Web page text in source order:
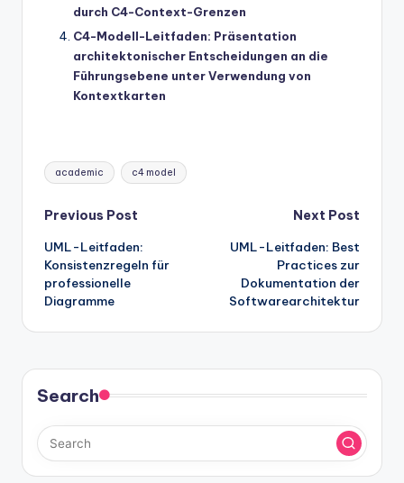
durch C4-Context-Grenzen
C4-Modell-Leitfaden: Präsentation
architektonischer Entscheidungen an die
Führungsebene unter Verwendung von
Kontextkarten
Tags:
academic c4 model
Post
navigation
Previous Post
UML-Leitfaden:
Konsistenzregeln für
professionelle
Diagramme
Next Post
UML-Leitfaden: Best
Practices zur
Dokumentation der
Softwarearchitektur
Search